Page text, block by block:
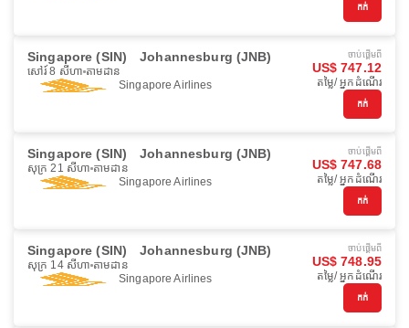
កក់
Singapore (SIN) Johannesburg (JNB)
សៅរ៍ 8 សីហា តាមដាន
Singapore Airlines
ចាប់ផ្ដើមពី
US$ 747.12
តម្លៃ/ អ្នកដំណើរ
កក់
Singapore (SIN) Johannesburg (JNB)
សុក្រ 21 សីហា តាមដាន
Singapore Airlines
ចាប់ផ្ដើមពី
US$ 747.68
តម្លៃ/ អ្នកដំណើរ
កក់
Singapore (SIN) Johannesburg (JNB)
សុក្រ 14 សីហា តាមដាន
Singapore Airlines
ចាប់ផ្ដើមពី
US$ 748.95
តម្លៃ/ អ្នកដំណើរ
កក់